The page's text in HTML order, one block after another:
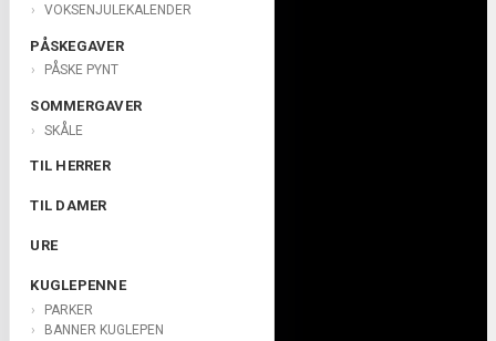
VOKSENJULEKALENDER
PÅSKEGAVER
PÅSKE PYNT
SOMMERGAVER
SKÅLE
TIL HERRER
TIL DAMER
URE
KUGLEPENNE
PARKER
BANNER KUGLEPEN